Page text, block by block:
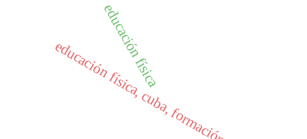
educación física
educación física, cuba, formación